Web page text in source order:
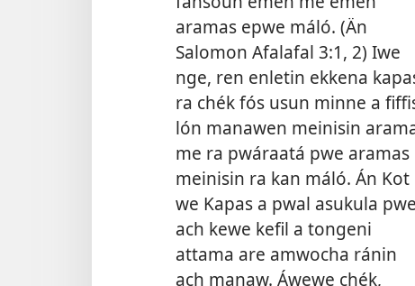
aramas epwe máló. (Än
Salomon Afalafal 3:1, 2) Iwe
nge, ren enletin ekkena
ra chék fós usun minne a
lón manawen meinisin
me ra pwáraatá pwe aramas
meinisin ra kan máló. Án Kot
we Kapas a pwal asukula pwe
ach kewe kefil a tongeni
attama are amwocha ránin
ach manaw. Áwewe chék,